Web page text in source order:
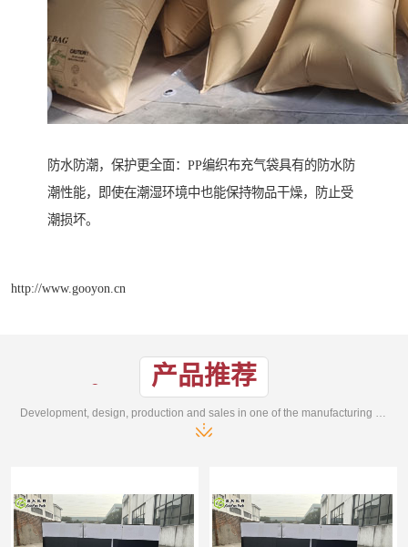
防水防潮，保护更全面：PP编织布充气袋具有的防水防
潮性能，即使在潮湿环境中也能保持物品干燥，防止受
潮损坏。
http://www.gooyon.cn
产品推荐